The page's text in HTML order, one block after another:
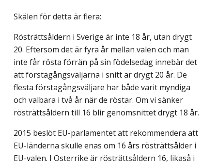
Skälen för detta är flera:
Rösträttsåldern i Sverige är inte 18 år, utan drygt
20. Eftersom det är fyra år mellan valen och man
inte får rösta förrän på sin födelsedag innebär det
att första­gångsväljarna i snitt är drygt 20 år. De
flesta förstagångsväljare har både varit myndiga
och valbara i två år när de röstar. Om vi sänker
rösträttsåldern till 16 blir genomsnittet drygt 18 år.
2015 beslöt EU-parlamentet att rekommendera att
EU-länderna skulle enas om 16 års rösträttsålder i
EU-valen. I Österrike är rösträttsåldern 16, likaså i